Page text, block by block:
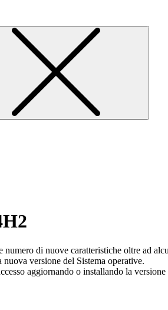
di nuove caratteristiche oltre ad
versione del Sistema operative.
aggiornando o installando la